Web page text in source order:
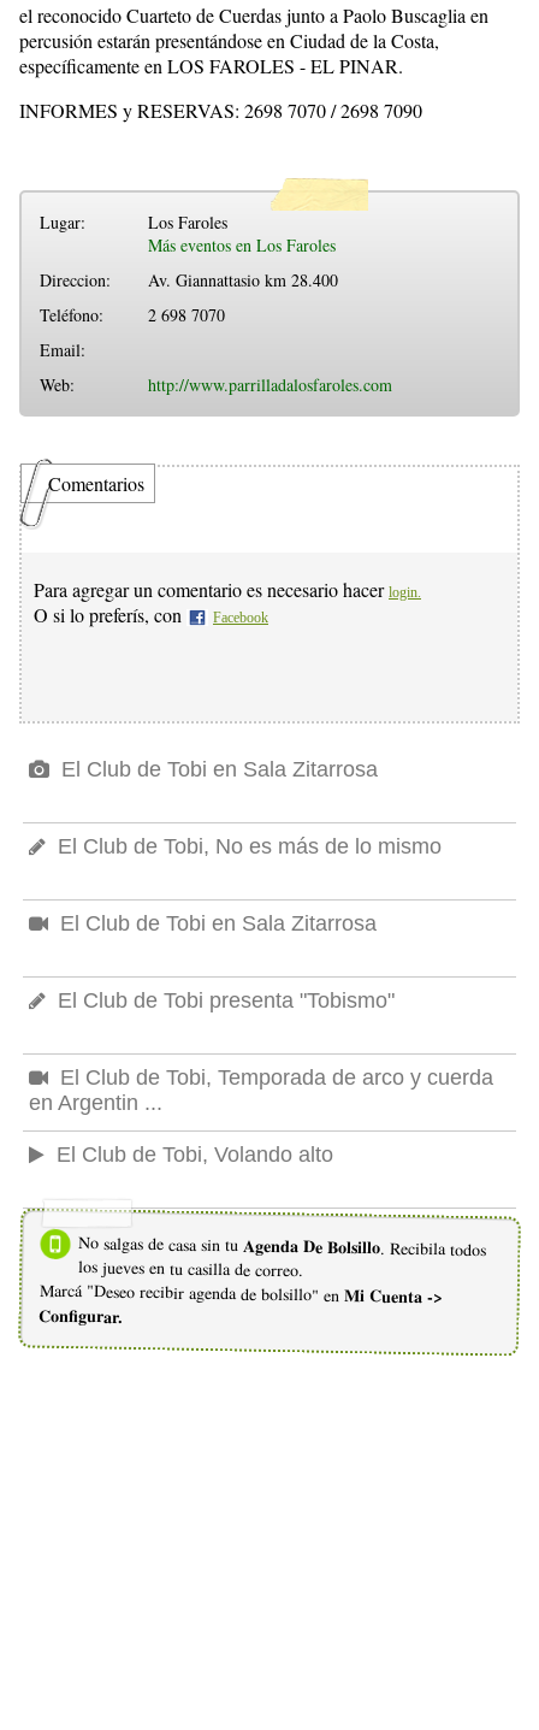
el reconocido Cuarteto de Cuerdas junto a Paolo Buscaglia en
percusión estarán presentándose en Ciudad de la Costa,
específicamente en LOS FAROLES - EL PINAR.
INFORMES y RESERVAS: 2698 7070 / 2698 7090
Lugar:
Los Faroles
Más eventos en Los Faroles
Direccion:
Av. Giannattasio km 28.400
Teléfono:
2 698 7070
Email:
Web:
http://www.parrilladalosfaroles.com
Comentarios
Para agregar un comentario es necesario hacer login.
O si lo preferís, con Facebook
El Club de Tobi en Sala Zitarrosa
El Club de Tobi, No es más de lo mismo
El Club de Tobi en Sala Zitarrosa
El Club de Tobi presenta "Tobismo"
El Club de Tobi, Temporada de arco y cuerda
en Argentin ...
El Club de Tobi, Volando alto
No salgas de casa sin tu Agenda De Bolsillo. Recibila todos
los jueves en tu casilla de correo.
Marcá "Deseo recibir agenda de bolsillo" en Mi Cuenta ->
Configurar.